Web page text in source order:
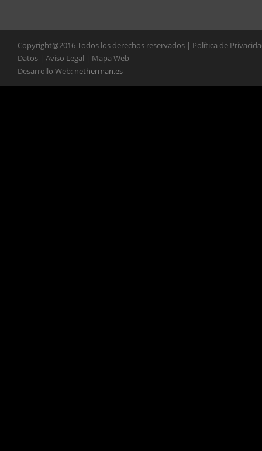
Copyright@2016 Todos los derechos reservados | Política de
Datos | Aviso Legal | Mapa Web
Desarrollo Web: netherman.es